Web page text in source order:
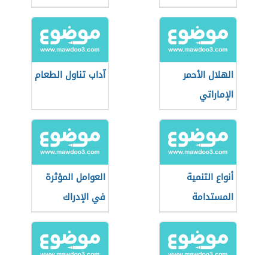
حسب منظمة
الصحة العالمية
الهلال الأحمر
الإماراتي
آداب تناول الطعام
أنواع التنمية
المستدامة
العوامل المؤثرة
في الإدراك